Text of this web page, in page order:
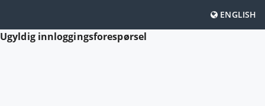
ENGLISH
Ugyldig innloggingsforespørsel